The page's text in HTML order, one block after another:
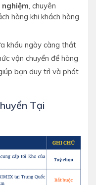
, chuyên
hàng khi khách hàng
khẩu ngày càng thắt
vận chuyển để hàng
bạn duy trì và phát
Tại